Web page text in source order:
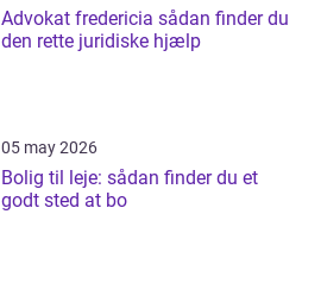
Advokat fredericia sådan finder du
den rette juridiske hjælp
05 may 2026
Bolig til leje: sådan finder du et
godt sted at bo